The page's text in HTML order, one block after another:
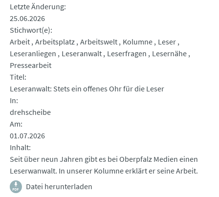
Letzte Änderung
25.06.2026
Stichwort(e)
Arbeit Arbeitsplatz Arbeitswelt Kolumne Leser
Leseranliegen
Leseranwalt Leserfragen
Lesernähe
Pressearbeit
Titel
Leseranwalt: Stets ein offenes Ohr für die Leser
In
drehscheibe
Am
01.07.2026
Inhalt
Seit über neun Jahren gibt es bei Oberpfalz Medien einen
Leserwanwalt. In unserer Kolumne erklärt er seine Arbeit.
Datei herunterladen